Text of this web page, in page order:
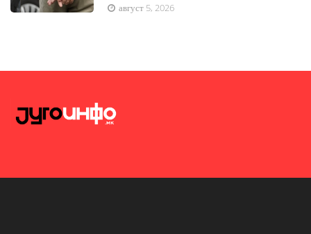
август 5, 2026